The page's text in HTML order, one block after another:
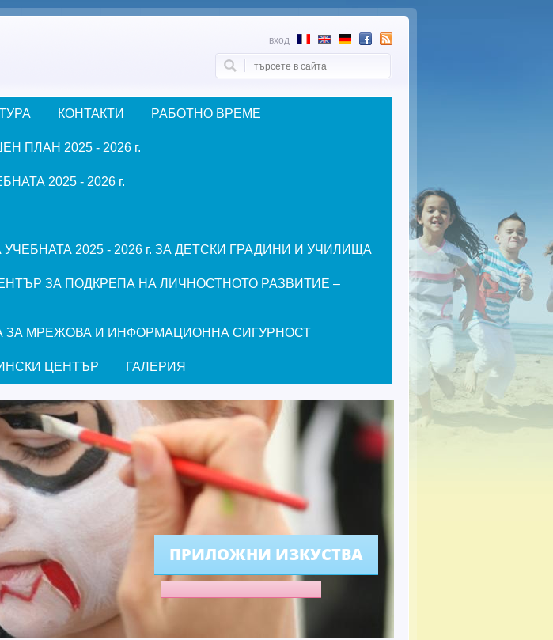
вход
Форма за търсене
КОНТАКТИ РАБОТНО ВРЕМЕ
ПЛАН 2025 - 2026 г.
2025 - 2026 г.
2025 - 2026 г. ЗА ДЕТСКИ ГРАДИНИ И УЧИЛИЩА
ЗА ПОДКРЕПА НА ЛИЧНОСТНОТО РАЗВИТИЕ –
ЗА МРЕЖОВА И ИНФОРМАЦИОННА СИГУРНОСТ
ЦЕНТЪР ГАЛЕРИЯ
ПРИЛОЖНИ ИЗКУСТВА